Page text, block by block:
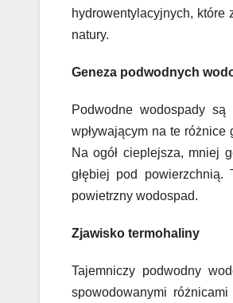
hydrowentylacyjnych,
natury.
Geneza podwodnych
Podwodne wodospady
wpływającym na te
Na ogół cieplejsza, mniej
głębiej pod
powietrzny wodospad.
Zjawisko termohaliny
Tajemniczy podwodny
spowodowanymi